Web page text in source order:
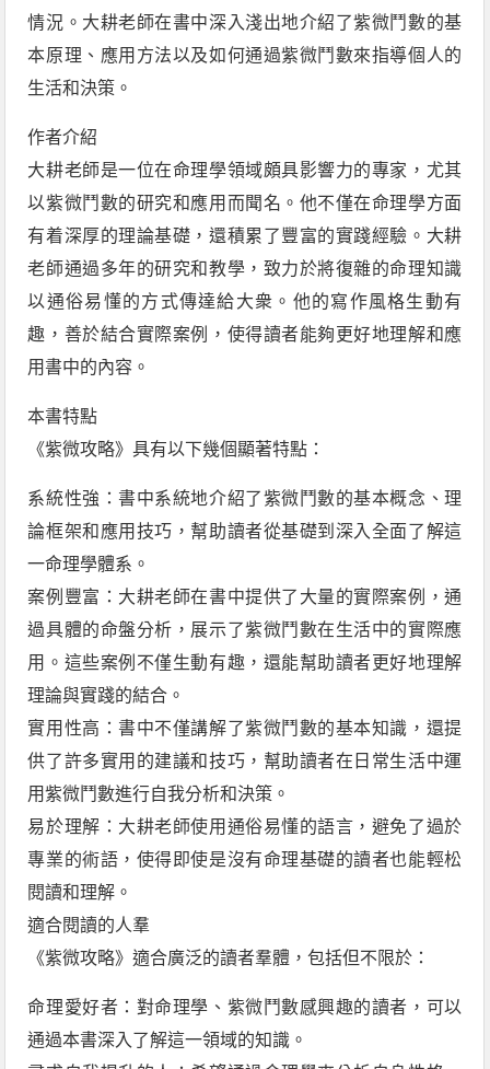
情況。大耕老師在書中深入淺出地介紹了紫微鬥數的基
本原理、應用方法以及如何通過紫微鬥數來指導個人的
生活和決策。
作者介紹
大耕老師是一位在命理學領域頗具影響力的專家，尤其
以紫微鬥數的研究和應用而聞名。他不僅在命理學方面
有着深厚的理論基礎，還積累了豐富的實踐經驗。大耕
老師通過多年的研究和教學，致力於將復雜的命理知識
以通俗易懂的方式傳達給大衆。他的寫作風格生動有
趣，善於結合實際案例，使得讀者能夠更好地理解和應
用書中的內容。
本書特點
《紫微攻略》具有以下幾個顯著特點：
系統性強：書中系統地介紹了紫微鬥數的基本概念、理
論框架和應用技巧，幫助讀者從基礎到深入全面了解這
一命理學體系。
案例豐富：大耕老師在書中提供了大量的實際案例，通
過具體的命盤分析，展示了紫微鬥數在生活中的實際應
用。這些案例不僅生動有趣，還能幫助讀者更好地理解
理論與實踐的結合。
實用性高：書中不僅講解了紫微鬥數的基本知識，還提
供了許多實用的建議和技巧，幫助讀者在日常生活中運
用紫微鬥數進行自我分析和決策。
易於理解：大耕老師使用通俗易懂的語言，避免了過於
專業的術語，使得即使是沒有命理基礎的讀者也能輕松
閱讀和理解。
適合閱讀的人羣
《紫微攻略》適合廣泛的讀者羣體，包括但不限於：
命理愛好者：對命理學、紫微鬥數感興趣的讀者，可以
通過本書深入了解這一領域的知識。